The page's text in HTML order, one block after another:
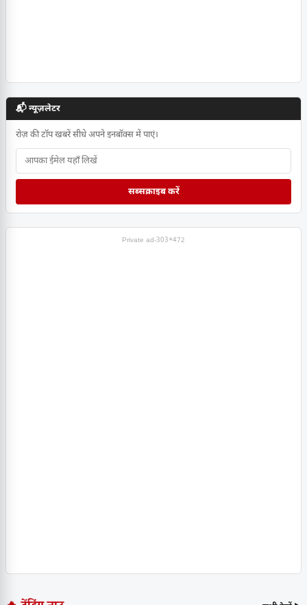
📬 न्यूज़लेटर
रोज़ की टॉप खबरें सीधे अपने इनबॉक्स में पाएं।
सब्सक्राइब करें
Private ad-303*472